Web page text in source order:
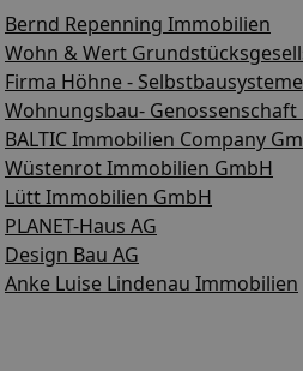
Bernd Repenning Immobilien
Wohn & Wert
Firma Höhne - Selbstbausysteme
Wohnungsbau- Genossenschaft
BALTIC Immobilien Company
Wüstenrot Immobilien GmbH
Lütt Immobilien GmbH
PLANET-Haus AG
Design Bau AG
Anke Luise Lindenau Immobilien